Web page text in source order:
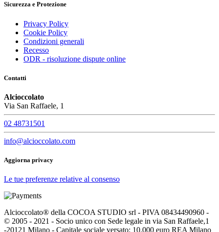
Compleanno
Nascita 3
Confezionati
Visualizza i prodotti a
Sicurezza e Protezione
Privacy Policy
Cookie Policy
Condizioni generali
Recesso
ODR - risoluzione dispute online
Contatti
Alcioccolato
Via San Raffaele, 1
02 48731501
info@alcioccolato.com
Aggiorna privacy
Le tue preferenze relative al consenso
Alcioccolato® della COCOA STUDIO srl - PIVA 08434490960 -
© 2005 - 2021 - Socio unico con Sede legale in via San Raffaele,1
-20121 Milano - Capitale sociale versato: 10.000 euro REA Milano